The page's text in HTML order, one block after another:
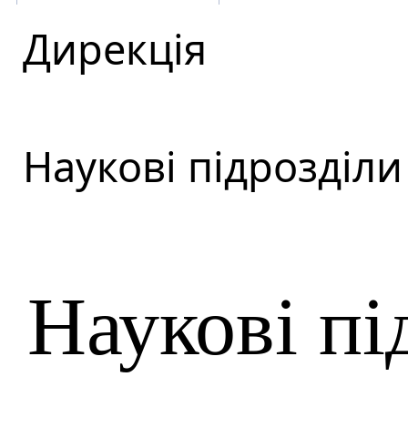
Дирекція
Наукові підрозділи
Наукові